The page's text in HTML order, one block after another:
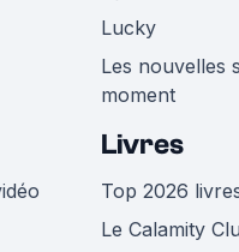
Lucky
Les nouvelles
moment
Livres
Top 2026
Le Calamity